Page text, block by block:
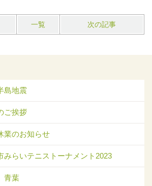
一覧 次の記事
島地震
ご挨拶
業のお知らせ
みらいテニストーナメント2023
青葉